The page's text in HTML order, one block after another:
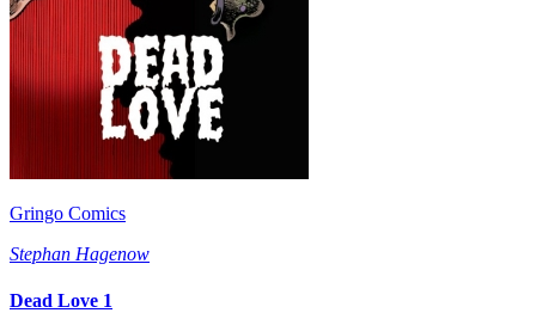
Gringo Comics
Stephan Hagenow
Dead Love 1